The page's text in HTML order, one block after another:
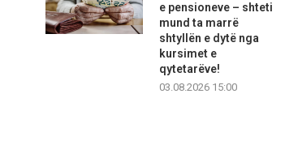
e pensioneve – shteti
mund ta marrë
shtyllën e dytë nga
kursimet e
qytetarëve!
03.08.2026 15:00